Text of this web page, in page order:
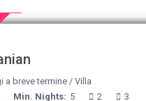
a breve termine/ Villa
Min. Nights: 5 2 3